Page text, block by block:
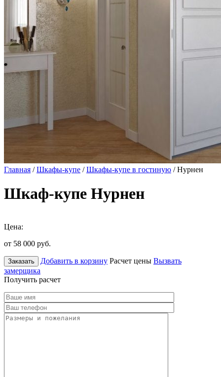
Главная /Шкафы-купе /Шкафы-купе в гостиную / Нурнен
Шкаф-купе Нурнен
Цена:
от 58 000 руб.
Заказать Добавить в корзину Расчет цены Вызвать
замерщика
Получить расчет